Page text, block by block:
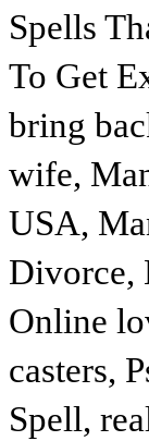
Spells
To Get
bring
wife,
USA,
Divorce,
Online
casters,
Spell,